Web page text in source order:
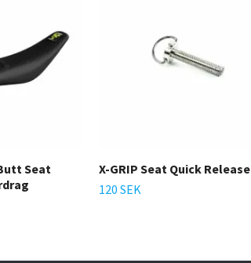
Seat
X-GRIP Seat Quick Release
120 SEK